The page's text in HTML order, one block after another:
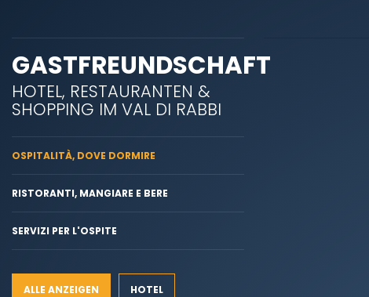
GASTFREUNDSCHAFT
HOTEL, RESTAURANTEN &
SHOPPING IM VAL DI RABBI
OSPITALITÀ, DOVE DORMIRE
RISTORANTI, MANGIARE E BERE
SERVIZI PER L'OSPITE
ALLE ANZEIGEN HOTEL